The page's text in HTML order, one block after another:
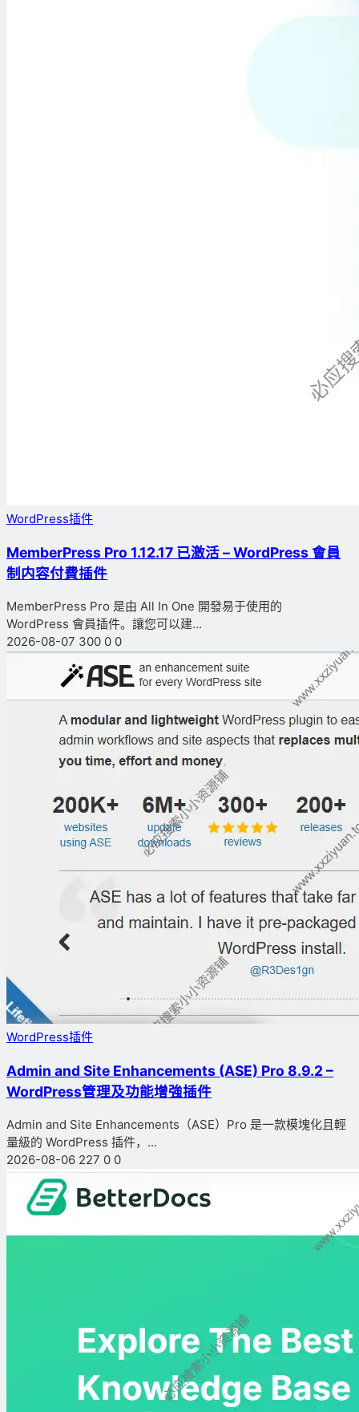
WordPress插件
MemberPress Pro 1.12.17 已激活 – WordPress 會員
制内容付費插件
MemberPress Pro 是由 All In One 開發易于使用的
WordPress 會員插件。讓您可以建...
2026-08-07 300 0 0
WordPress插件
Admin and Site Enhancements (ASE) Pro 8.9.2 –
WordPress管理及功能增強插件
Admin and Site Enhancements（ASE）Pro 是一款模塊化且輕
量級的 WordPress 插件，...
2026-08-06 227 0 0